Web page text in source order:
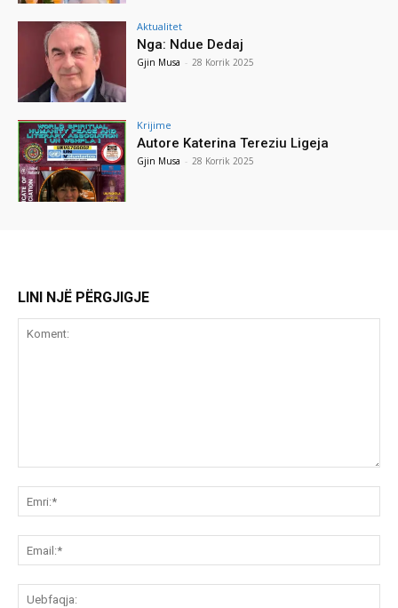
Aktualitet
Nga: Ndue Dedaj
Gjin Musa - 28 Korrik 2025
Krijime
Autore Katerina Tereziu Ligeja
Gjin Musa - 28 Korrik 2025
LINI NJË PËRGJIGJE